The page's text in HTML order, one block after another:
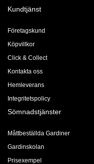
Kundtjänst
Företagskund
Köpvillkor
Click & Collect
Kontakta oss
Hemleverans
Integritetspolicy
Sömnadstjänster
Måttbeställda Gardiner
Gardinskolan
Prisexempel